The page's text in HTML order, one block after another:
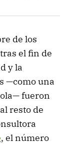
de los
el fin de
y la
—como una
fueron
resto de
, el número